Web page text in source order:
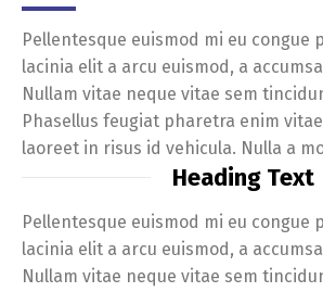
Pellentesque euismod mi eu congue
lacinia elit a arcu euismod, a
Nullam vitae neque vitae sem
Phasellus feugiat pharetra enim
laoreet in risus id vehicula. Nulla a
Heading Text
Pellentesque euismod mi eu congue
lacinia elit a arcu euismod, a
Nullam vitae neque vitae sem